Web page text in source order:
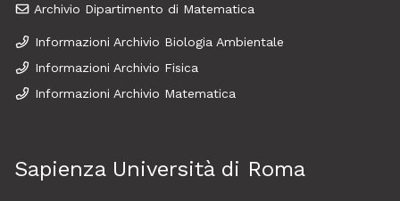
Archivio Dipartimento di Matematica
Informazioni Archivio Biologia Ambientale
Informazioni Archivio Fisica
Informazioni Archivio Matematica
Sapienza Università di Roma